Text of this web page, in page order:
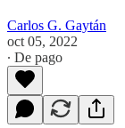
Carlos G. Gaytán
oct 05, 2022
∙ De pago